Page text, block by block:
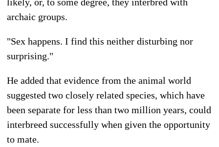
archaic groups.
"Sex happens. I find this neither disturbing nor
surprising."
He added that evidence from the animal world
suggested two closely related species, which have
been separate for less than two million years, could
interbreed successfully when given the opportunity
to mate.